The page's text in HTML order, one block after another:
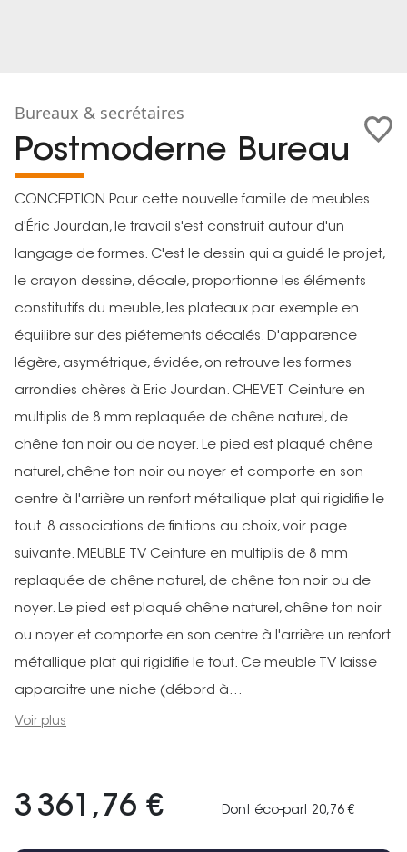
Bureaux & secrétaires
Postmoderne Bureau
CONCEPTION Pour cette nouvelle famille de meubles
d'Éric Jourdan, le travail s'est construit autour d'un
langage de formes. C'est le dessin qui a guidé le projet,
le crayon dessine, décale, proportionne les éléments
constitutifs du meuble, les plateaux par exemple en
équilibre sur des piétements décalés. D'apparence
légère, asymétrique, évidée, on retrouve les formes
arrondies chères à Eric Jourdan. CHEVET Ceinture en
multiplis de 8 mm replaquée de chêne naturel, de
chêne ton noir ou de noyer. Le pied est plaqué chêne
naturel, chêne ton noir ou noyer et comporte en son
centre à l'arrière un renfort métallique plat qui rigidifie le
tout. 8 associations de finitions au choix, voir page
suivante. MEUBLE TV Ceinture en multiplis de 8 mm
replaquée de chêne naturel, de chêne ton noir ou de
noyer. Le pied est plaqué chêne naturel, chêne ton noir
ou noyer et comporte en son centre à l'arrière un renfort
métallique plat qui rigidifie le tout. Ce meuble TV laisse
apparaitre une niche (débord à...
Voir plus
3 361,76 € Dont éco-part 20,76 €